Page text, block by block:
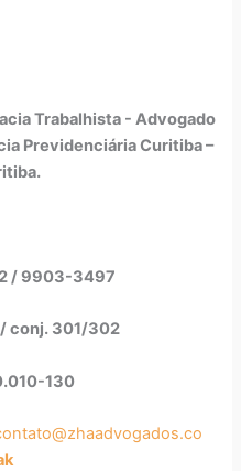
CF)
Trabalhista - Advogado
Previdenciária Curitiba –
/ 9903-3497
conj. 301/302
130